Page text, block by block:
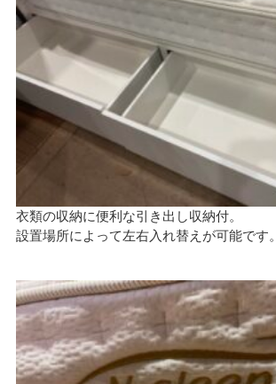
衣類の収納に便利な引き出し収納付。
設置場所によって左右入れ替えが可能です。